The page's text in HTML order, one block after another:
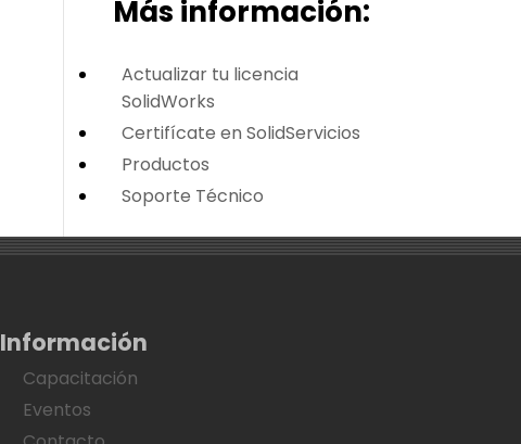
Más información:
Actualizar tu licencia
SolidWorks
Certifícate en SolidServicios
Productos
Soporte Técnico
Información
Capacitación
Eventos